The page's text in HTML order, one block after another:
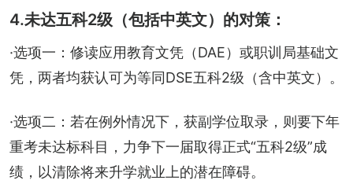
4.未达五科2级（包括中英文）的对策：
·选项一：修读应用教育文凭（DAE）或职训局基础文
凭，两者均获认可为等同DSE五科2级（含中英文）。
·选项二：若在例外情况下，获副学位取录，则要下年
重考未达标科目，力争下一届取得正式“五科2级”成
绩，以清除将来升学就业上的潜在障碍。